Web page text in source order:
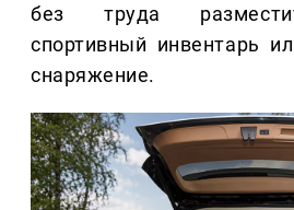
без труда
спортивный инвентарь
снаряжение.